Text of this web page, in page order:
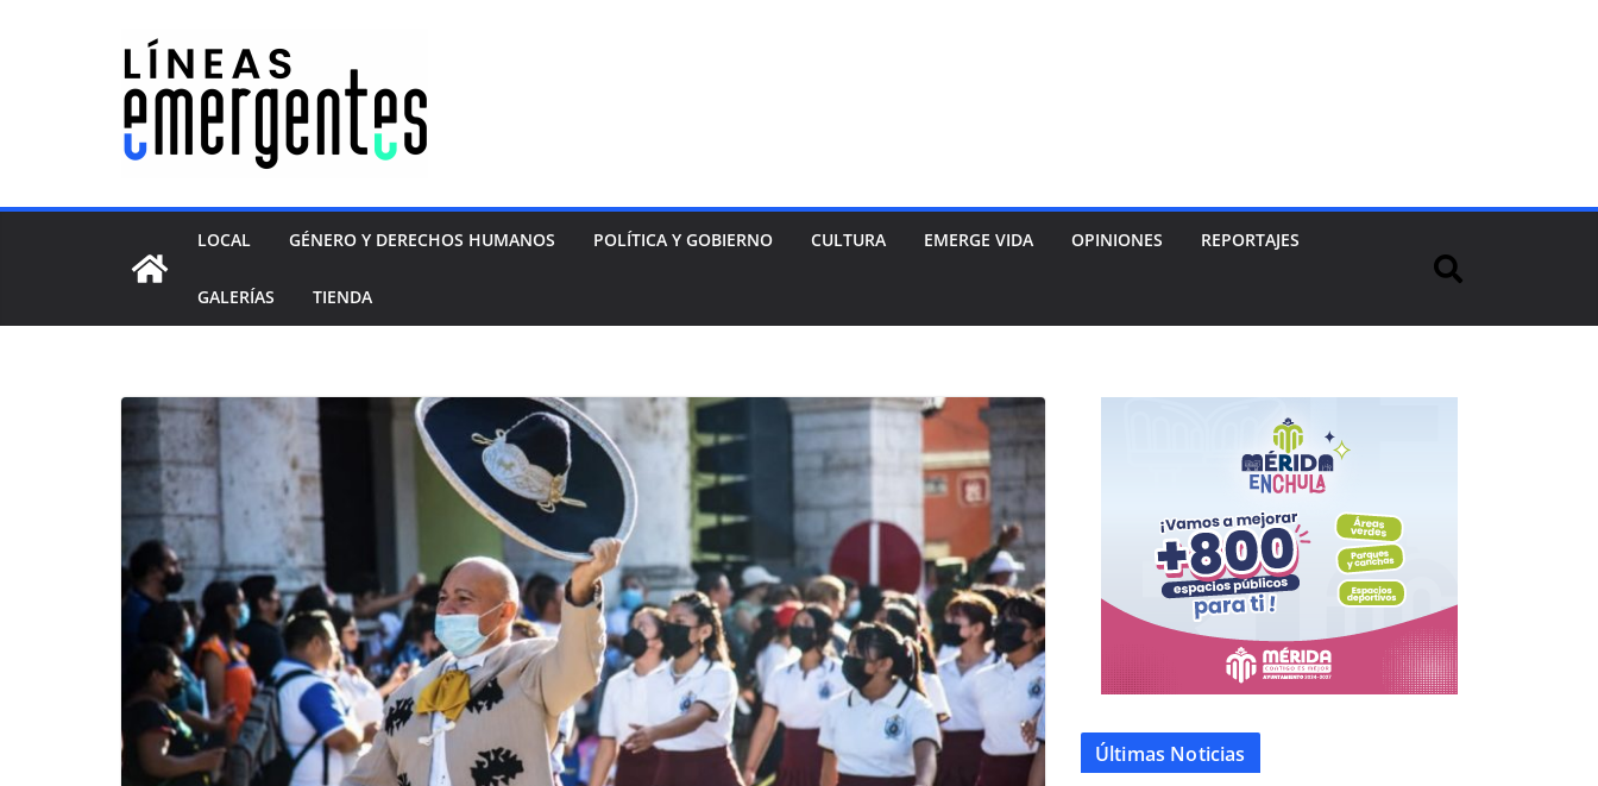
LOCAL GÉNERO Y DERECHOS HUMANOS POLÍTICA Y GOBIERNO CULTURA EMERGE VIDA OPINIONES REPORTAJES
GALERÍAS TIENDA
Últimas Noticias